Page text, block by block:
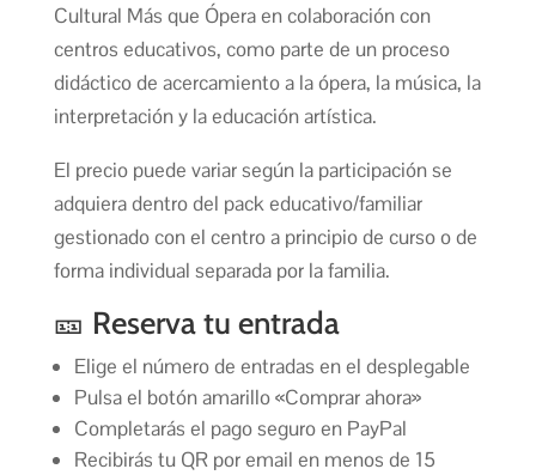
Cultural Más que Ópera en colaboración con
centros educativos, como parte de un proceso
didáctico de acercamiento a la ópera, la música, la
interpretación y la educación artística.
El precio puede variar según la participación se
adquiera dentro del pack educativo/familiar
gestionado con el centro a principio de curso o de
forma individual separada por la familia.
🎫 Reserva tu entrada
Elige el número de entradas en el desplegable
Pulsa el botón amarillo «Comprar ahora»
Completarás el pago seguro en PayPal
Recibirás tu QR por email en menos de 15